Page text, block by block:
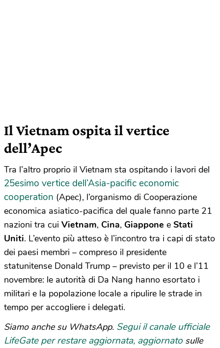
Il Vietnam ospita il vertice
dell’Apec
Tra l’altro proprio il Vietnam sta ospitando i lavori del
25esimo vertice dell’Asia-pacific economic
cooperation (Apec), l’organismo di Cooperazione
economica asiatico-pacifica del quale fanno parte 21
nazioni tra cui Vietnam, Cina, Giappone e Stati
Uniti. L’evento più atteso è l’incontro tra i capi di stato
dei paesi membri – compreso il presidente
statunitense Donald Trump – previsto per il 10 e l’11
novembre: le autorità di Da Nang hanno esortato i
militari e la popolazione locale a ripulire le strade in
tempo per accogliere i delegati.
Siamo anche su WhatsApp. Segui il canale ufficiale
LifeGate per restare aggiornata, aggiornato sulle